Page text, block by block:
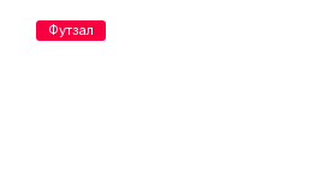
Футзал